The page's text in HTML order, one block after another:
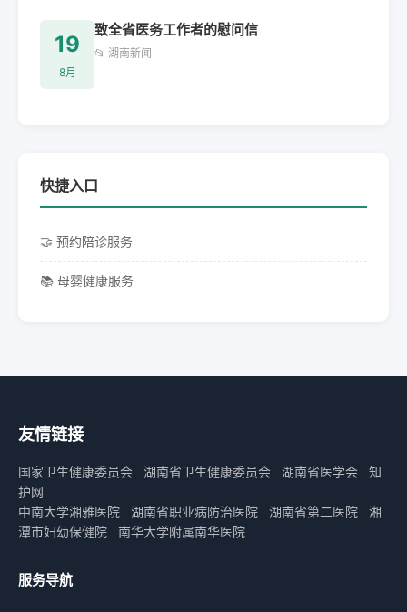
19
8月
致全省医务工作者的慰问信
📂 湖南新闻
快捷入口
🤝 预约陪诊服务
📚 母婴健康服务
友情链接
国家卫生健康委员会 湖南省卫生健康委员会 湖南省医学会
知
护网
中南大学湘雅医院
湖南省职业病防治医院 湖南省第二医院
湘
潭市妇幼保健院
南华大学附属南华医院
服务导航